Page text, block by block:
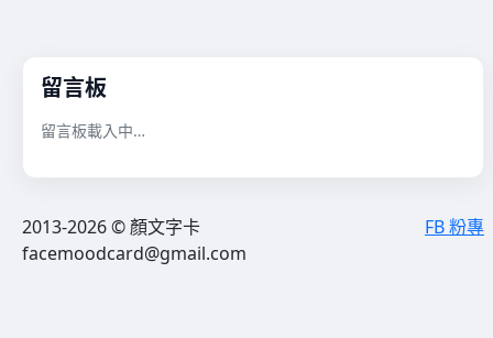
留言板
留言板載入中…
2013-2026 © 顏文字卡
facemoodcard@gmail.com
FB 粉專